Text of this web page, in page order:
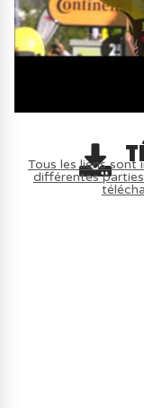
Tous les liens sont
différentes